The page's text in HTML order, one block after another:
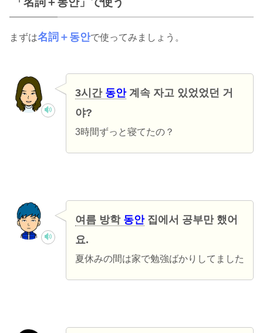
まずは名詞＋동안で使ってみましょう。
3시간 동안계속 자고 있었었던 거
야?
3時間ずっと寝てたの？
여름 방학 동안집에서 공부만 했어
요.
夏休みの間は家で勉強ばかりしてました